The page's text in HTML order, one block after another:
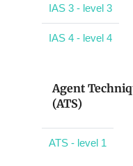
IAS 3 - level 3
IAS 4 - level 4
Agent
(ATS)
ATS - level 1